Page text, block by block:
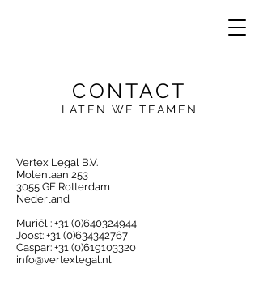
VE
CONTACT
LATEN WE TEAMEN
Vertex Legal B.V.
Molenlaan 253
3055 GE Rotterdam
Nederland
Muriël : +31 (0)640324944
Joost: +31 (0)634342767
Caspar: +31 (0)619103320
info@vertexlegal.nl